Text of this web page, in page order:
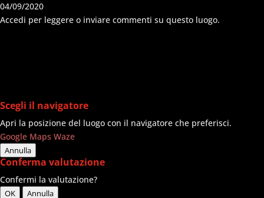
04/09/2020
Accedi per leggere o inviare commenti su questo luogo.
Scegli il navigatore
Apri la posizione del luogo con il navigatore che preferisci.
Google Maps Waze
Annulla
Conferma valutazione
Confermi la valutazione?
OK Annulla